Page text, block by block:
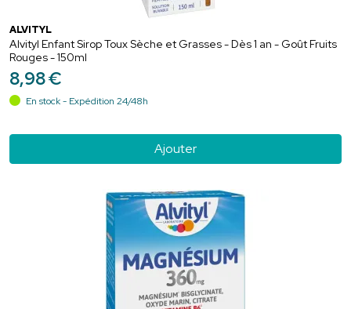
ALVITYL
Alvityl Enfant Sirop Toux Sèche et Grasses - Dès 1 an - Goût Fruits
Rouges - 150ml
8,98€
En stock - Expédition 24/48h
Ajouter